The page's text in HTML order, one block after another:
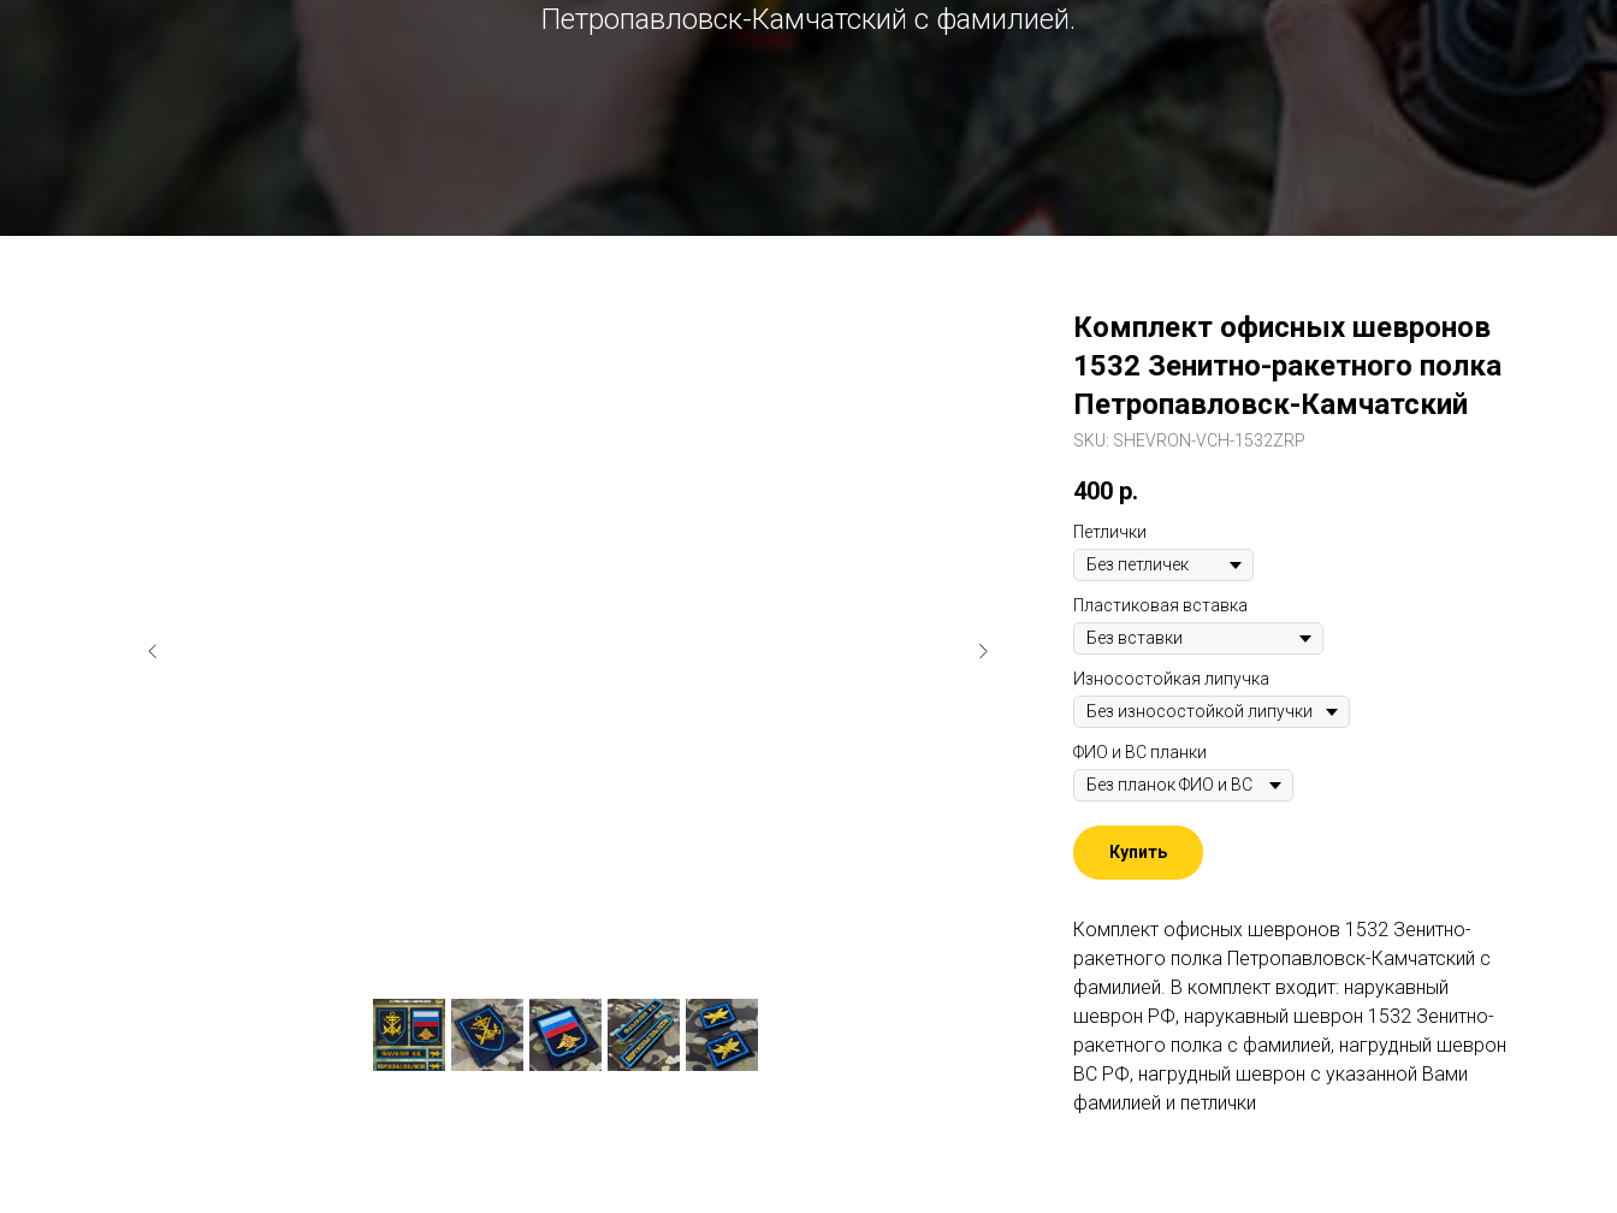
Петропавловск-Камчатский c фамилией.
Комплект офисных шевронов
1532 Зенитно-ракетного полка
Петропавловск-Камчатский
SKU: SHEVRON-VCH-1532ZRP
400 р.
Петлички
Пластиковая вставка
Износостойкая липучка
ФИО и ВС планки
Купить
Комплект офисных шевронов 1532 Зенитно-
ракетного полка Петропавловск-Камчатский c
фамилией. В комплект входит: нарукавный
шеврон РФ, нарукавный шеврон 1532 Зенитно-
ракетного полка c фамилией, нагрудный шеврон
ВС РФ, нагрудный шеврон с указанной Вами
фамилией и петлички